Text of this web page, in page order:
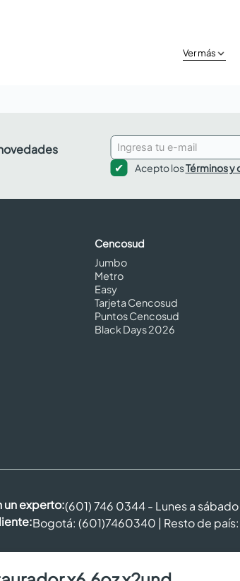
Ver más
Acepto losTérminos y
Cencosud
Jumbo
Metro
Easy
Tarjeta Cencosud
Puntos Cencosud
Black Days 2026
un experto:(601) 746 0344 - Lunes a
Bogotá: (601)7460340 | Resto de